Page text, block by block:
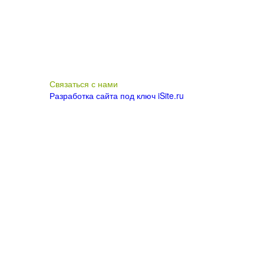
Связаться с нами
Разработка сайта под ключ iSite.ru